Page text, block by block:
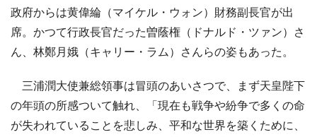
政府からは黄偉綸（マイケル・ウォン）財務副長官が出
席。かつて行政長官だった曽蔭権（ドナルド・ツァン）さ
ん、林鄭月娥（キャリー・ラム）さんらの姿もあった。
三浦潤大使兼総領事は冒頭のあいさつで、まず天皇陛下
の年頭の所感ついて触れ、「現在も戦争や紛争で多くの命
が失われていることを悲しみ、平和な世界を築くために、